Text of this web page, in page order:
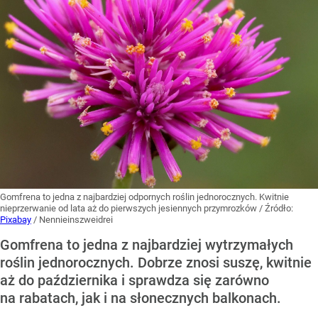
Gomfrena to jedna z najbardziej odpornych roślin jednorocznych. Kwitnie
nieprzerwanie od lata aż do pierwszych jesiennych przymrozków / Źródło:
Pixabay / Nennieinszweidrei
Gomfrena to jedna z najbardziej wytrzymałych
roślin jednorocznych. Dobrze znosi suszę, kwitnie
aż do października i sprawdza się zarówno
na rabatach, jak i na słonecznych balkonach.